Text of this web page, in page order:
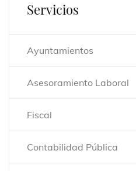
Servicios
Ayuntamientos
Asesoramiento Laboral
Fiscal
Contabilidad Pública